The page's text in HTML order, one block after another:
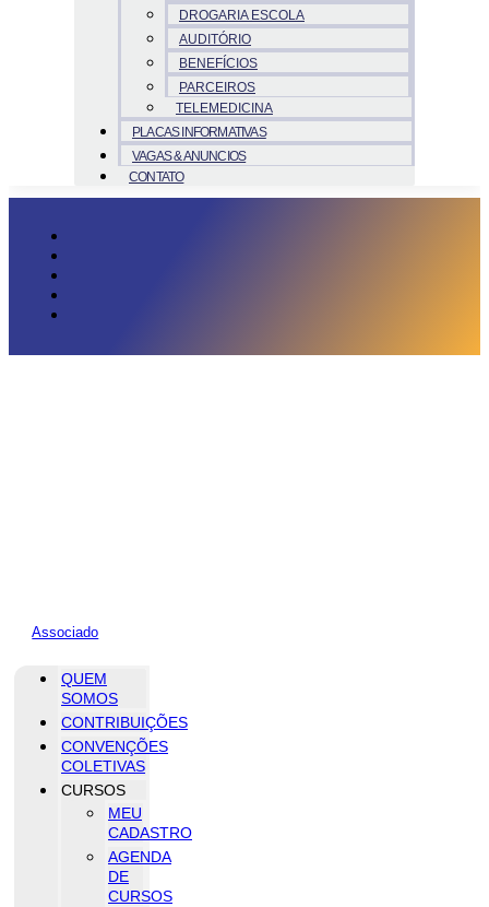
DROGARIA ESCOLA
AUDITÓRIO
BENEFÍCIOS
PARCEIROS
TELEMEDICINA
PLACAS INFORMATIVAS
VAGAS & ANUNCIOS
CONTATO
Associado
QUEM
SOMOS
CONTRIBUIÇÕES
CONVENÇÕES
COLETIVAS
CURSOS
MEU
CADASTRO
AGENDA
DE
CURSOS